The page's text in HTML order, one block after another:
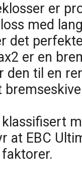
er
med
det
er en
den til en
at EBC